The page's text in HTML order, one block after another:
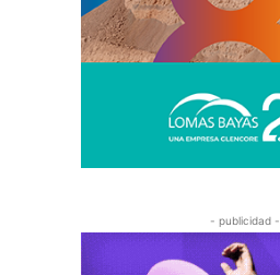
- publicidad -